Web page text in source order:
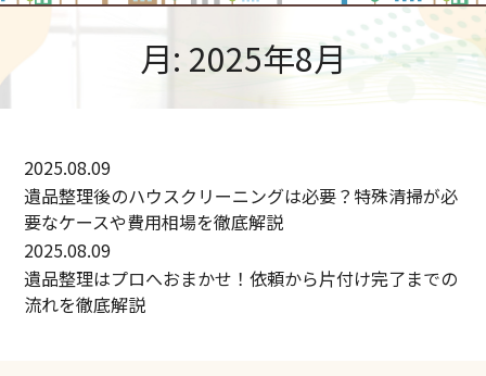
月: 2025年8月
2025.08.09
遺品整理後のハウスクリーニングは必要？特殊清掃が必
要なケースや費用相場を徹底解説
2025.08.09
遺品整理はプロへおまかせ！依頼から片付け完了までの
流れを徹底解説